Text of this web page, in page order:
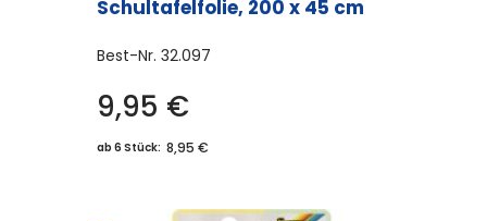
Schultafelfolie, 200 x 45 cm
Best-Nr. 32.097
9,95 €
ab 6 Stück: 8,95 €